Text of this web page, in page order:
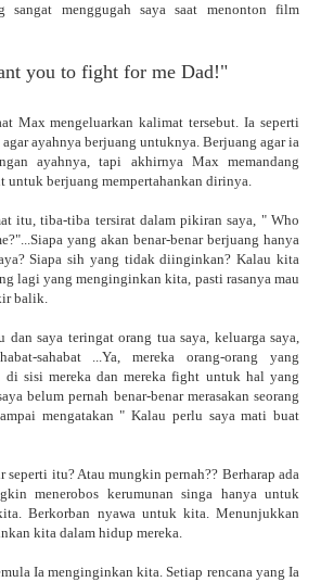
sangat menggugah saya saat menonton film
you to fight for me Dad!"
Max mengeluarkan kalimat tersebut. Ia seperti
ayahnya berjuang untuknya. Berjuang agar ia
ayahnya, tapi akhirnya Max memandang
untuk berjuang mempertahankan dirinya.
itu, tiba-tiba tersirat dalam pikiran saya, " Who
yang akan benar-benar berjuang hanya
Siapa sih yang tidak diinginkan? Kalau kita
lagi yang menginginkan kita, pasti rasanya mau
balik.
dan saya teringat orang tua saya, keluarga saya,
sahabat ...Ya, mereka orang-orang yang
di sisi mereka dan mereka fight untuk hal yang
belum pernah benar-benar merasakan seorang
mengatakan " Kalau perlu saya mati buat
itu? Atau mungkin pernah?? Berharap ada
menerobos kerumunan singa hanya untuk
Berkorban nyawa untuk kita. Menunjukkan
kita dalam hidup mereka.
Ia menginginkan kita. Setiap rencana yang Ia